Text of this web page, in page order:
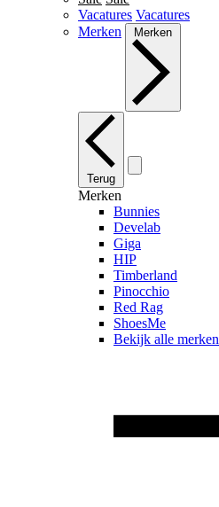
Vacatures Vacatures
Merken
Merken
Terug
Merken
Bunnies
Develab
Giga
HIP
Timberland
Pinocchio
Red Rag
ShoesMe
Bekijk alle merken